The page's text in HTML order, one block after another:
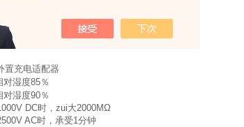
±5％
20MΩ～100GΩ40MΩ～200GΩ
置充电适配器
湿度85％
湿度90％
DC时，zui大2000MΩ
AC时，承受1分钟